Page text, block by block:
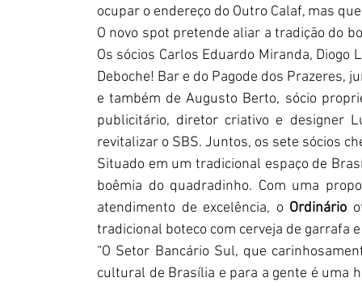
ocupar o endereço do Outro Calaf, mas
O novo spot pretende aliar a tradição do
Os sócios Carlos Eduardo Miranda, Diogo
Deboche! Bar e do Pagode dos Prazeres,
e também de Augusto Berto, sócio
publicitário, diretor criativo e designer
revitalizar o SBS. Juntos, os sete sócios
Situado em um tradicional espaço de
boêmia do quadradinho. Com uma
atendimento de excelência, o Ordinário
tradicional boteco com cerveja de garrafa
“O Setor Bancário Sul, que
cultural de Brasília e para a gente é uma